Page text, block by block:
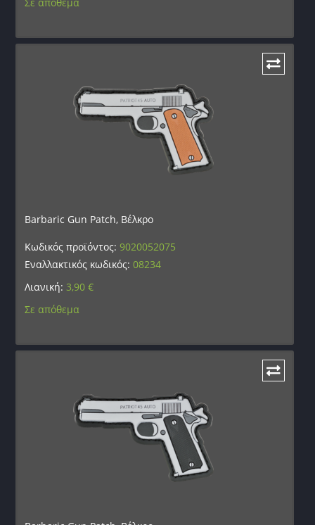
Barbaric Gun Patch, Βέλκρο
Κωδικός προϊόντος:9020052075
Εναλλακτικός κωδικός:08234
Λιανική: 3,90€
Σε απόθεμα